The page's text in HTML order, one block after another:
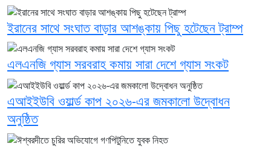
ইরানের সাথে সংঘাত বাড়ার আশঙ্কায় পিছু হটেছেন ট্রাম্প
এলএনজি গ্যাস সরবরাহ কমায় সারা দেশে গ্যাস সংকট
এআইইউবি ওয়ার্ল্ড কাপ ২০২৬-এর জমকালো উদ্বোধন
অনুষ্ঠিত